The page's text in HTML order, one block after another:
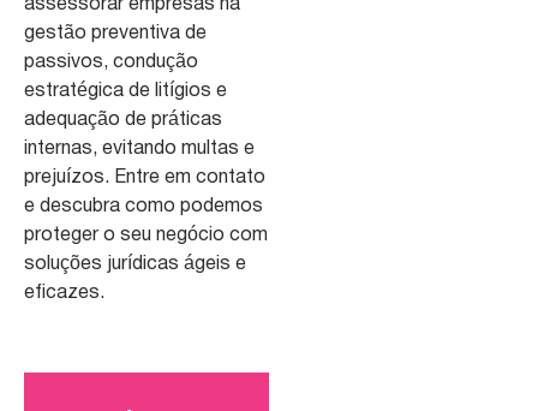
assessorar empresas na
gestão preventiva de
passivos, condução
estratégica de litígios e
adequação de práticas
internas, evitando multas e
prejuízos. Entre em contato
e descubra como podemos
proteger o seu negócio com
soluções jurídicas ágeis e
eficazes.